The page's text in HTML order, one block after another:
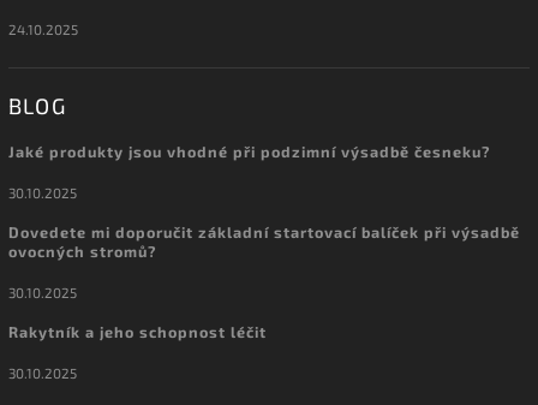
24.10.2025
BLOG
Jaké produkty jsou vhodné při podzimní výsadbě česneku?
30.10.2025
Dovedete mi doporučit základní startovací balíček při výsadbě
ovocných stromů?
30.10.2025
Rakytník a jeho schopnost léčit
30.10.2025